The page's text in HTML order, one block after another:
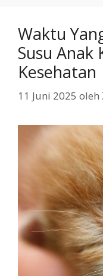
Waktu
Susu Anak
Kesehatan
11 Juni 2025 oleh